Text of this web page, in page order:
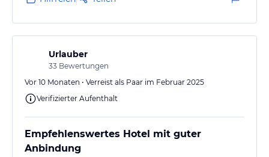
Urlauber
33 Bewertungen
Vor 10 Monaten • Verreist als Paar im Februar 2025
Verifizierter Aufenthalt
Empfehlenswertes Hotel mit guter
Anbindung